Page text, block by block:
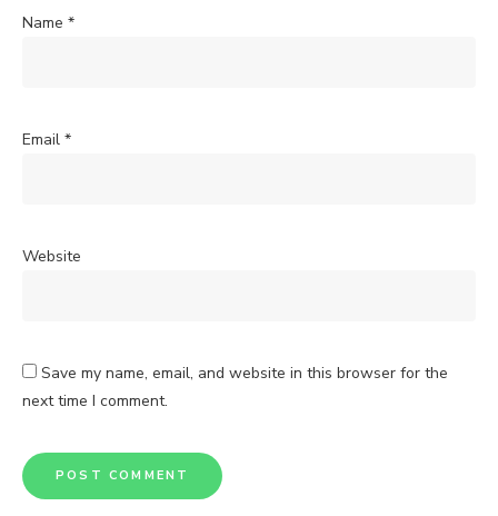
Name *
Email *
Website
Save my name, email, and website in this browser for the
next time I comment.